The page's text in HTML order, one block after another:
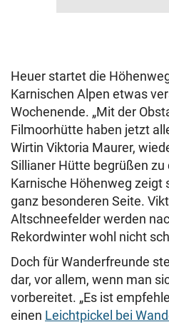
Heuer startet die
Karnischen Alpen etwas
Wochenende. „Mit der
Filmoorhütte haben jetzt
Wirtin Viktoria Maurer,
Sillianer Hütte begrüßen zu
Karnische Höhenweg zeigt
ganz besonderen Seite.
Altschneefelder werden
Rekordwinter wohl nicht
Doch für Wanderfreunde
dar, vor allem, wenn man
vorbereitet. „Es ist
einen Leichtpickel bei